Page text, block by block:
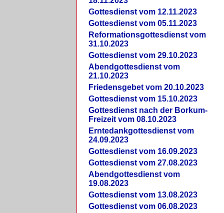
Gottesdienst vom 12.11.2023
Gottesdienst vom 05.11.2023
Reformationsgottesdienst vom
31.10.2023
Gottesdienst vom 29.10.2023
Abendgottesdienst vom
21.10.2023
Friedensgebet vom 20.10.2023
Gottesdienst vom 15.10.2023
Gottesdienst nach der Borkum-
Freizeit vom 08.10.2023
Erntedankgottesdienst vom
24.09.2023
Gottesdienst vom 16.09.2023
Gottesdienst vom 27.08.2023
Abendgottesdienst vom
19.08.2023
Gottesdienst vom 13.08.2023
Gottesdienst vom 06.08.2023